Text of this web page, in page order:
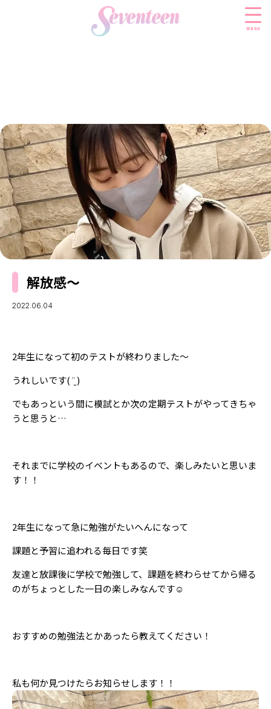
menu
FASHION
ファッションニュース
モデル私服
着回し
着痩せ
BEAUTY
ビューティニュース
トレンドメイク
ベストコスメ
ヘアアレンジ・ヘアケア
スキンケア
ボディケア
SCHOOL
スクールニュース
制服コーデ
学校ヘアメイク
勉強・受験・進路
ENTERTAINMENT
エンタメニュース
なにわ男子
K-POP
LIFESTYLE
ライフスタイルニュース
JKランキング・アワード
モデルの購入品
おでかけ
JK TREND
MODELS
MODEL'S BLOG
Instagram
YouTube
FORTUNE
ゲッターズ飯田
MISS SEVENTEEN
バックナンバー
INFORMATION
Follow us
新規会員登録・ログイン
解放感〜
2022.06.04
2年生になって初のテストが終わりました〜
うれしいです( ¨̮ )
でもあっという間に模試とか次の定期テストがやってきちゃ
うと思うと…
それまでに学校のイベントもあるので、楽しみたいと思いま
す！！
2年生になって急に勉強がたいへんになって
課題と予習に追われる毎日です笑
友達と放課後に学校で勉強して、課題を終わらせてから帰る
のがちょっとした一日の楽しみなんです☺️
おすすめの勉強法とかあったら教えてください！
私も何か見つけたらお知らせします！！